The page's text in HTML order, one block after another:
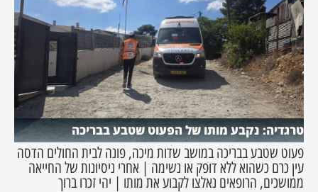
טרגדיה: נקבע מותו של הפעוט שטבע בבריכה
פעוט שטבע בבריכה במושב שדות מיכה, פונה לבית החולים הדסה
עין כרם כשהוא ללא דופק או נשימה | אחרי ניסיונות של החייאה
ממושכים, הרופאים נאלצו לקבוע את מותו | יהי זכרו ברוך